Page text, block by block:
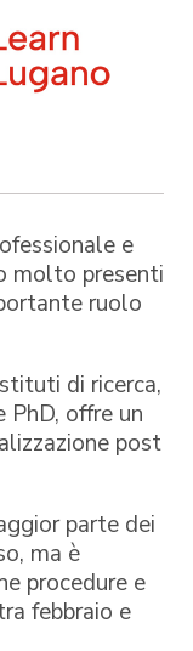
e
molto presenti
ruolo
di ricerca,
PhD, offre un
post
parte dei
ma è
procedure e
febbraio e